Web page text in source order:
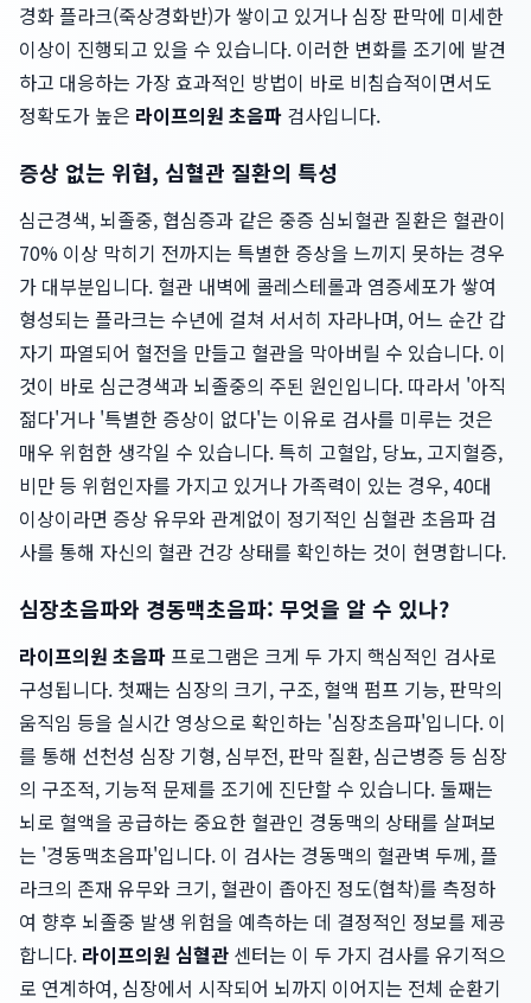
경화 플라크(죽상경화반)가 쌓이고 있거나 심장 판막에 미세한
이상이 진행되고 있을 수 있습니다. 이러한 변화를 조기에 발견
하고 대응하는 가장 효과적인 방법이 바로 비침습적이면서도
정확도가 높은 라이프의원 초음파 검사입니다.
증상 없는 위협, 심혈관 질환의 특성
심근경색, 뇌졸중, 협심증과 같은 중증 심뇌혈관 질환은 혈관이
70% 이상 막히기 전까지는 특별한 증상을 느끼지 못하는 경우
가 대부분입니다. 혈관 내벽에 콜레스테롤과 염증세포가 쌓여
형성되는 플라크는 수년에 걸쳐 서서히 자라나며, 어느 순간 갑
자기 파열되어 혈전을 만들고 혈관을 막아버릴 수 있습니다. 이
것이 바로 심근경색과 뇌졸중의 주된 원인입니다. 따라서 '아직
젊다'거나 '특별한 증상이 없다'는 이유로 검사를 미루는 것은
매우 위험한 생각일 수 있습니다. 특히 고혈압, 당뇨, 고지혈증,
비만 등 위험인자를 가지고 있거나 가족력이 있는 경우, 40대
이상이라면 증상 유무와 관계없이 정기적인 심혈관 초음파 검
사를 통해 자신의 혈관 건강 상태를 확인하는 것이 현명합니다.
심장초음파와 경동맥초음파: 무엇을 알 수 있나?
라이프의원 초음파프로그램은 크게 두 가지 핵심적인 검사로
구성됩니다. 첫째는 심장의 크기, 구조, 혈액 펌프 기능, 판막의
움직임 등을 실시간 영상으로 확인하는 '심장초음파'입니다. 이
를 통해 선천성 심장 기형, 심부전, 판막 질환, 심근병증 등 심장
의 구조적, 기능적 문제를 조기에 진단할 수 있습니다. 둘째는
뇌로 혈액을 공급하는 중요한 혈관인 경동맥의 상태를 살펴보
는 '경동맥초음파'입니다. 이 검사는 경동맥의 혈관벽 두께, 플
라크의 존재 유무와 크기, 혈관이 좁아진 정도(협착)를 측정하
여 향후 뇌졸중 발생 위험을 예측하는 데 결정적인 정보를 제공
합니다. 라이프의원 심혈관 센터는 이 두 가지 검사를 유기적으
로 연계하여, 심장에서 시작되어 뇌까지 이어지는 전체 순환기